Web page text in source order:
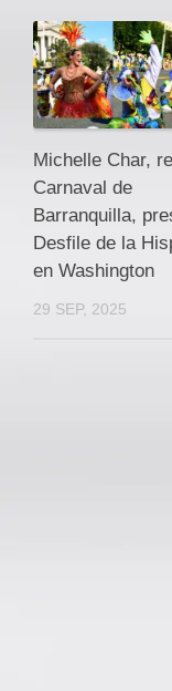
Michelle Char,
Carnaval de
Barranquilla,
Desfile de la
en Washington
29 SEP, 2025